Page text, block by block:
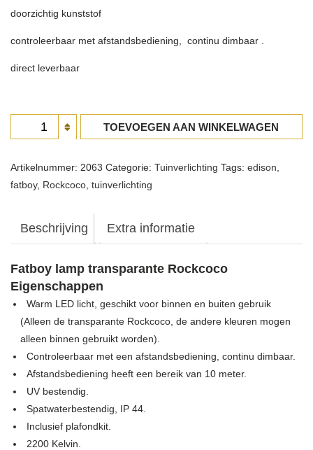
doorzichtig kunststof
controleerbaar met afstandsbediening, continu dimbaar .
direct leverbaar
lamp
aantal
TOEVOEGEN AAN WINKELWAGEN
Artikelnummer: 2063 Categorie: Tuinverlichting Tags: edison
fatboy, Rockcoco tuinverlichting
Beschrijving Extra informatie
Fatboy lamp transparante Rockcoco
Eigenschappen
Warm LED licht, geschikt voor binnen en buiten gebruik
(Alleen de transparante Rockcoco, de andere kleuren mogen
alleen binnen gebruikt worden).
Controleerbaar met een afstandsbediening, continu dimbaar.
Afstandsbediening heeft een bereik van 10 meter.
UV bestendig.
Spatwaterbestendig, IP 44.
Inclusief plafondkit.
2200 Kelvin.